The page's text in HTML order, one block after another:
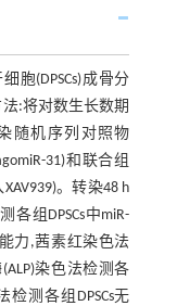
胞(DPSCs)成骨分
:将对数生长数期
随机序列对照物
31)和联合组
。转染48 h
各组DPSCs中miR-
力,茜素红染色法
染色法检测各
检测各组DPSCs无